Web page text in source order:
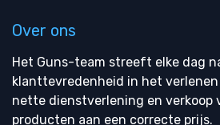
Over ons
Het Guns-team streeft elke dag
klanttevredenheid in het
nette dienstverlening en verkoop
producten aan een correcte prijs.